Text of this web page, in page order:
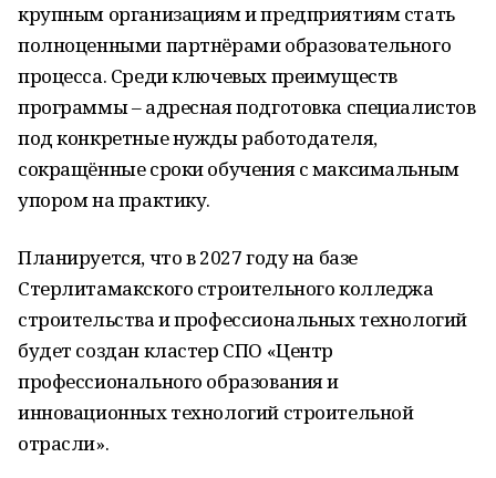
крупным организациям и предприятиям стать
полноценными партнёрами образовательного
процесса. Среди ключевых преимуществ
программы – адресная подготовка специалистов
под конкретные нужды работодателя,
сокращённые сроки обучения с максимальным
упором на практику.
Планируется, что в 2027 году на базе
Стерлитамакского строительного колледжа
строительства и профессиональных технологий
будет создан кластер СПО «Центр
профессионального образования и
инновационных технологий строительной
отрасли».